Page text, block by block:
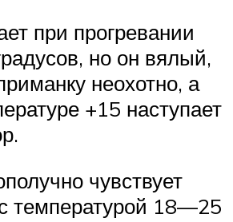
при прогревании
но он вялый,
неохотно, а
+15 наступает
чувствует
температурой 18—25